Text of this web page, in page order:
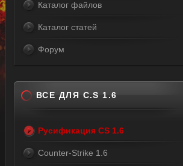
Каталог файлов
Каталог статей
Форум
ВСЕ ДЛЯ C.S 1.6
Русификация CS 1.6
Counter-Strike 1.6